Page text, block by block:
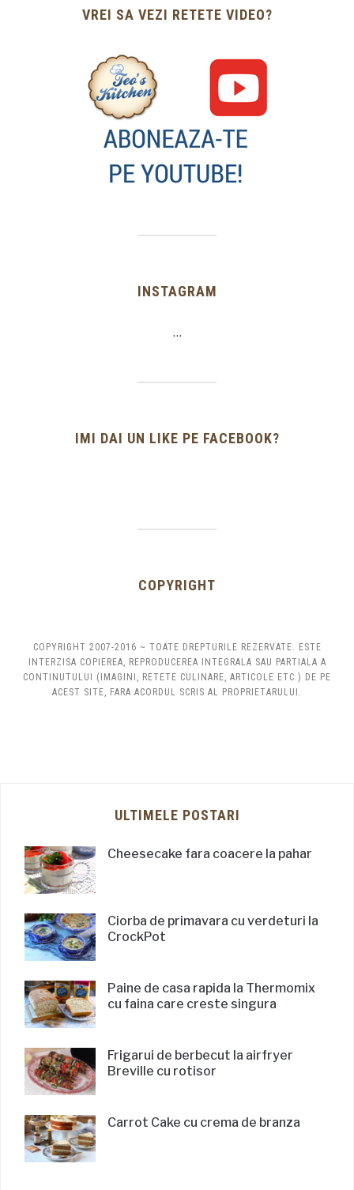
VREI SA VEZI RETETE VIDEO?
INSTAGRAM
…
IMI DAI UN LIKE PE FACEBOOK?
COPYRIGHT
COPYRIGHT 2007-2016 ~ TOATE DREPTURILE REZERVATE. ESTE
INTERZISA COPIEREA, REPRODUCEREA INTEGRALA SAU PARTIALA A
CONTINUTULUI (IMAGINI, RETETE CULINARE, ARTICOLE ETC.) DE PE
ACEST SITE, FARA ACORDUL SCRIS AL PROPRIETARULUI.
ULTIMELE POSTARI
Cheesecake fara coacere la pahar
Ciorba de primavara cu verdeturi la
CrockPot
Paine de casa rapida la Thermomix
cu faina care creste singura
Frigarui de berbecut la airfryer
Breville cu rotisor
Carrot Cake cu crema de branza